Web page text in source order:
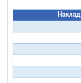
Наклад